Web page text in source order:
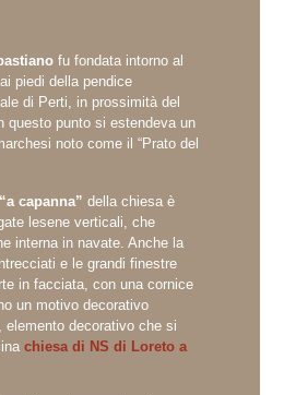
fu fondata intorno al
piedi della pendice
di Perti, in prossimità del
questo punto si estendeva un
noto come il “Prato del
capanna” della chiesa è
lesene verticali, che
interna in navate. Anche la
e le grandi finestre
in facciata, con una cornice
un motivo decorativo
elemento decorativo che si
chiesa di NS di Loreto a